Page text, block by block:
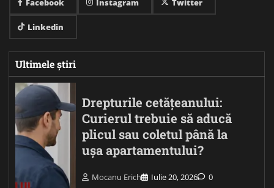
Facebook Instagram Twitter
Linkedin
Ultimele știri
Drepturile cetățeanului:
Curierul trebuie să aducă
plicul sau coletul până la
ușa apartamentului?
Mocanu Erich Iulie 20, 2026 0